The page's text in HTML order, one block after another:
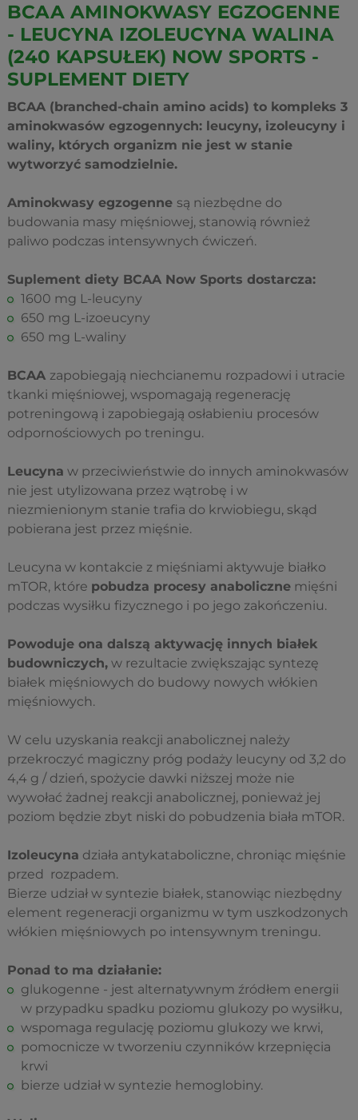
BCAA AMINOKWASY EGZOGENNE
- LEUCYNA IZOLEUCYNA WALINA
(240 KAPSUŁEK) NOW SPORTS -
SUPLEMENT DIETY
BCAA (branched-chain amino acids) to kompleks 3
aminokwasów egzogennych: leucyny, izoleucyny i
waliny, których organizm nie jest w stanie
wytworzyć samodzielnie.
Aminokwasy egzogenne są niezbędne do
budowania masy mięśniowej, stanowią również
paliwo podczas intensywnych ćwiczeń.
Suplement diety BCAA Now Sports dostarcza:
1600 mg L-leucyny
650 mg L-izoeucyny
650 mg L-waliny
BCAA zapobiegają niechcianemu rozpadowi i utracie
tkanki mięśniowej, wspomagają regenerację
potreningową i zapobiegają osłabieniu procesów
odpornościowych po treningu.
Leucyna w przeciwieństwie do innych aminokwasów
nie jest utylizowana przez wątrobę i w
niezmienionym stanie trafia do krwiobiegu, skąd
pobierana jest przez mięśnie.
Leucyna w kontakcie z mięśniami aktywuje białko
mTOR, które pobudza procesy anaboliczne mięśni
podczas wysiłku fizycznego i po jego zakończeniu.
Powoduje ona dalszą aktywację innych białek
budowniczych, w rezultacie zwiększając syntezę
białek mięśniowych do budowy nowych włókien
mięśniowych.
W celu uzyskania reakcji anabolicznej należy
przekroczyć magiczny próg podaży leucyny od 3,2 do
4,4 g / dzień, spożycie dawki niższej może nie
wywołać żadnej reakcji anabolicznej, ponieważ jej
poziom będzie zbyt niski do pobudzenia biała mTOR.
Izoleucyna działa antykataboliczne, chroniąc mięśnie
przed rozpadem.
Bierze udział w syntezie białek, stanowiąc niezbędny
element regeneracji organizmu w tym uszkodzonych
włókien mięśniowych po intensywnym treningu.
Ponad to ma działanie:
glukogenne - jest alternatywnym źródłem energii
w przypadku spadku poziomu glukozy po wysiłku,
wspomaga regulację poziomu glukozy we krwi,
pomocnicze w tworzeniu czynników krzepnięcia
krwi
bierze udział w syntezie hemoglobiny.